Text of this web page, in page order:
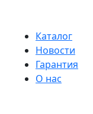
Каталог
Новости
Гарантия
О нас